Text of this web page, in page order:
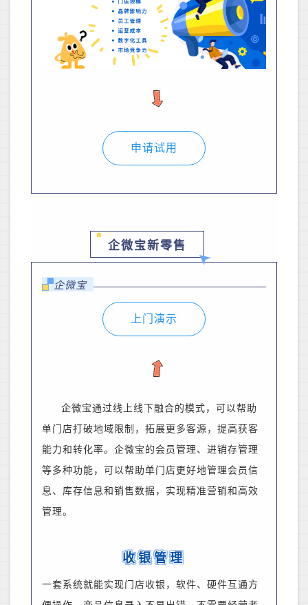
申请试用
企微宝新零售
企微宝
上门演示
企微宝通过线上线下融合的模式，可以帮助
单门店打破地域限制，拓展更多客源，提高获客
能力和转化率。企微宝的会员管理、进销存管理
等多种功能，可以帮助单门店更好地管理会员信
息、库存信息和销售数据，实现精准营销和高效
管理。
收银管理
一套系统就能实现门店收银，软件、硬件互通方